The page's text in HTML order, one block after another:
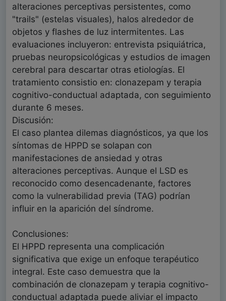
alteraciones perceptivas persistentes, como
"trails" (estelas visuales), halos alrededor de
objetos y flashes de luz intermitentes. Las
evaluaciones incluyeron: entrevista psiquiátrica,
pruebas neuropsicológicas y estudios de imagen
cerebral para descartar otras etiologías. El
tratamiento consistio en: clonazepam y terapia
cognitivo-conductual adaptada, con seguimiento
durante 6 meses.
Discusión:
El caso plantea dilemas diagnósticos, ya que los
síntomas de HPPD se solapan con
manifestaciones de ansiedad y otras
alteraciones perceptivas. Aunque el LSD es
reconocido como desencadenante, factores
como la vulnerabilidad previa (TAG) podrían
influir en la aparición del síndrome.
Conclusiones:
El HPPD representa una complicación
significativa que exige un enfoque terapéutico
integral. Este caso demuestra que la
combinación de clonazepam y terapia cognitivo-
conductual adaptada puede aliviar el impacto